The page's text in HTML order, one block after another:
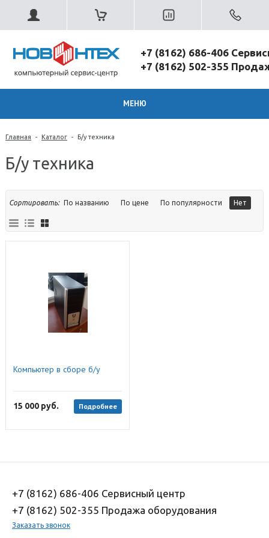
+7 (8162) 686-406
+7 (8162) 502-355
МЕНЮ
Главная - Каталог - Б/у техника
Б/у техника
Сортировать: По названию По цене По популярности Нет
Компьютер в сборе б/у
15 000 руб. Подробнее
+7 (8162) 686-406 Сервисный центр
+7 (8162) 502-355 Продажа оборудования
Заказать звонок